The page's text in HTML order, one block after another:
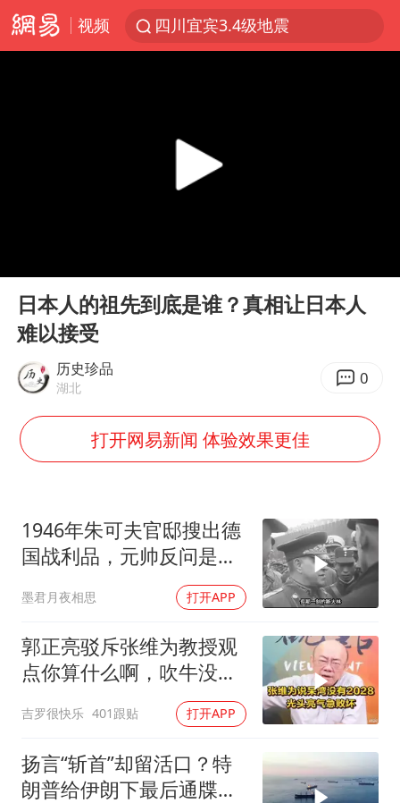
视频
四川宜宾3.4级地震
伊斯兰版北约来了吗
多所高校取消艺考
22岁女生独闯南太行失联12天
薛之谦杭州站演唱会取消
习近平心系体育强国建设
Play
日本人的祖先到底是谁？真相让日本人
难以接受
历史珍品
湖北 0
打开网易新闻 体验效果更佳
1946年朱可夫官邸搜出德
国战利品，元帅反问是否
墨君月夜相思 打开APP
郭正亮驳斥张维为教授观
点你算什么啊，吹牛没
吉罗很快乐 401跟贴 打开APP
扬言“斩首”却留活口？特
朗普给伊朗下最后通牒，